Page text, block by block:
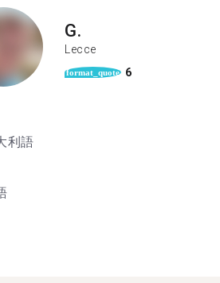
G.
Lecce
format_quote 6
利語